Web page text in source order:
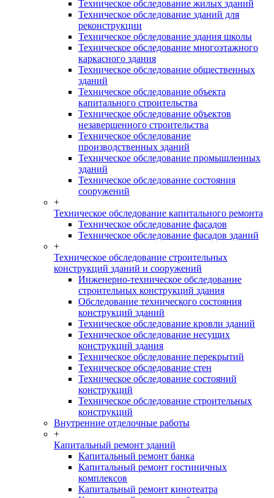
Техническое обследование жилых зданий
Техническое обследование зданий для
реконструкции
Техническое обследование здания школы
Техническое обследование многоэтажного
каркасного здания
Техническое обследование общественных
зданий
Техническое обследование объекта
капитального строительства
Техническое обследование объектов
незавершенного строительства
Техническое обследование
производственных зданий
Техническое обследование промышленных
зданий
Техническое обследование состояния
сооружений
+
Техническое обследование капитального ремонта
Техническое обследование фасадов
Техническое обследование фасадов зданий
+
Техническое обследование строительных
конструкций зданий и сооружений
Инженерно-техническое обследование
строительных конструкций здания
Обследование технического состояния
конструкций зданий
Техническое обследование кровли зданий
Техническое обследование несущих
конструкций здания
Техническое обследование перекрытий
Техническое обследование стен
Техническое обследование состояний
конструкций
Техническое обследование строительных
конструкций
Внутренние отделочные работы
+
Капитальный ремонт зданий
Капитальный ремонт банка
Капитальный ремонт гостиничных
комплексов
Капитальный ремонт кинотеатра